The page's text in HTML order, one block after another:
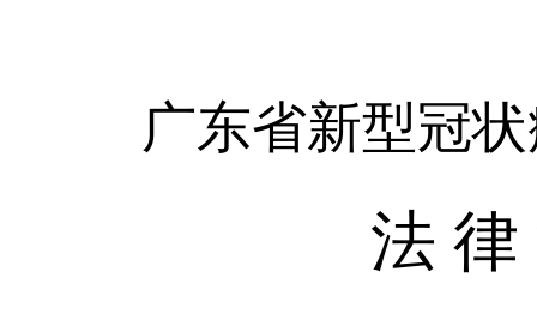
广东省新型冠
法 律